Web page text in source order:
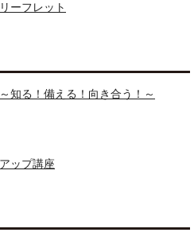
ーフレット
知る！備える！向き合う！～
ップ講座